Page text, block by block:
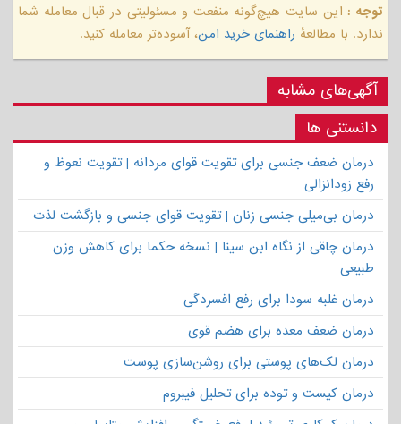
توجه : این سایت هیچ‌گونه منفعت و مسئولیتی در قبال معامله شما
ندارد. با مطالعهٔ راهنمای خرید امن، آسوده‌تر معامله کنید.
آگهی‌های مشابه
دانستنی ها
درمان ضعف جنسی برای تقویت قوای مردانه | تقویت نعوظ و
رفع زودانزالی
درمان بی‌میلی جنسی زنان | تقویت قوای جنسی و بازگشت لذت
درمان چاقی از نگاه ابن سینا | نسخه حکما برای کاهش وزن
طبیعی
درمان غلبه سودا برای رفع افسردگی
درمان ضعف معده برای هضم قوی
درمان لک‌های پوستی برای روشن‌سازی پوست
درمان کیست و توده برای تحلیل فیبروم